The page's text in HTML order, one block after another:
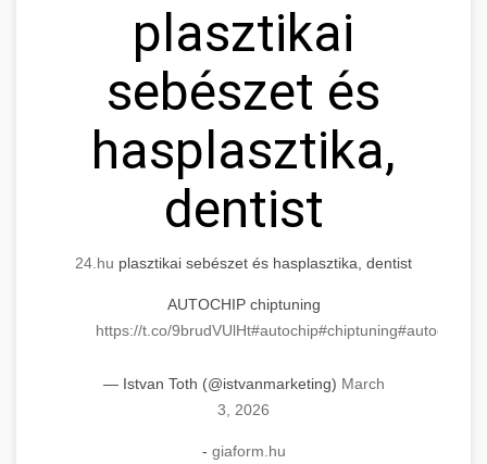
plasztikai
sebészet és
hasplasztika,
dentist
24.hu plasztikai sebészet és hasplasztika, dentist
AUTOCHIP chiptuning
https://t.co/9brudVUlHt#autochip#chiptuning#autochip
— Istvan Toth (@istvanmarketing) March
3, 2026
- giaform.hu